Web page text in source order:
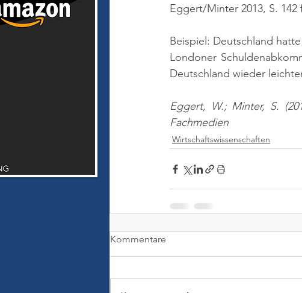
Eggert/Minter 2013, S. 142
Beispiel: Deutschland
Londoner
Deutschland wieder
Eggert, W.; Minter, S.
Fachmedien
Wirtschaftswissenschaften
Kommentare